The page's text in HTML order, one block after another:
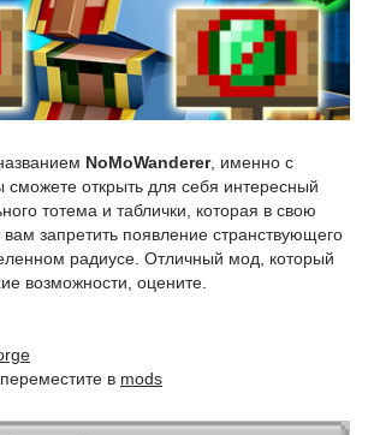
NoMoWanderer, именно с
открыть для себя интересный
тотема и таблички, которая в свою
вам запретить появление странствующего
радиусе. Отличный мод, который
возможности, оцените.
в mods